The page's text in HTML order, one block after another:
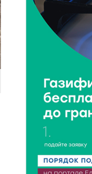
6 Авг 2026 18:18
Большие деньги
тверских заводов
«Дух больших
состояние СШОР
6 Авг 2026 17:01
День рождения